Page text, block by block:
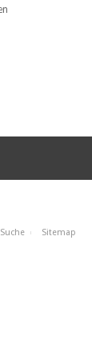
Suche Sitemap